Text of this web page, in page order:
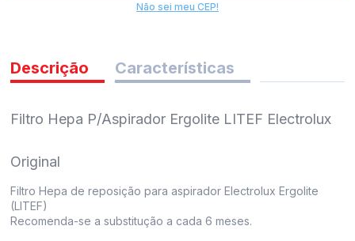
Não sei meu CEP!
Descrição
Filtro Hepa P/Aspirador Ergolite LITEF Electrolux
Original
Filtro Hepa de reposição para aspirador Electrolux Ergolite
(LITEF)
Recomenda-se a substitução a cada 6 meses.
Características